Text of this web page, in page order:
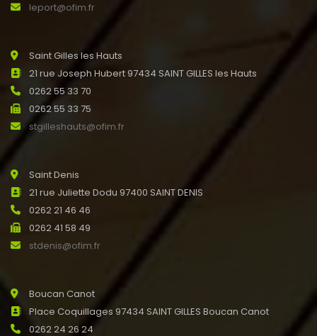
leport@ofim.fr
Saint Gilles les Hauts
21 rue Joseph Hubert 97434 SAINT GILLES les Hauts
0262 55 33 70
0262 55 33 75
stgilleshauts@ofim.fr
Saint Denis
21 rue Juliette Dodu 97400 SAINT DENIS
0262 21 46 46
0262 41 58 49
stdenis@ofim.fr
Boucan Canot
Place Coquillages 97434 SAINT GILLES Boucan Canot
0262 24 26 24